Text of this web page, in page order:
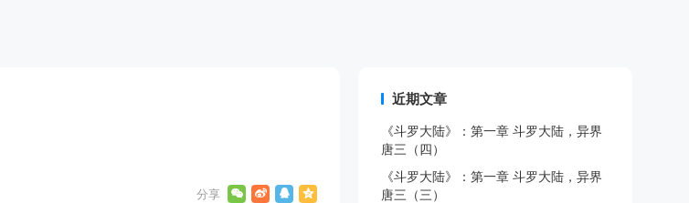
近期文章
《斗罗大陆》：第一章 斗罗大陆，异界
唐三（四）
《斗罗大陆》：第一章 斗罗大陆，异界
唐三（三）